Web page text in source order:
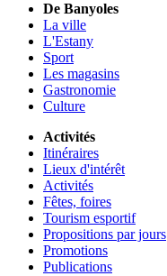
De Banyoles
La ville
L'Estany
Sport
Les magasins
Gastronomie
Culture
Activités
Itinéraires
Lieux d'intérêt
Activités
Fêtes, foires
Tourism esportif
Propositions par jours
Promotions
Publications